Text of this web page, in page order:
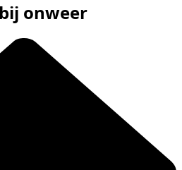
onweer